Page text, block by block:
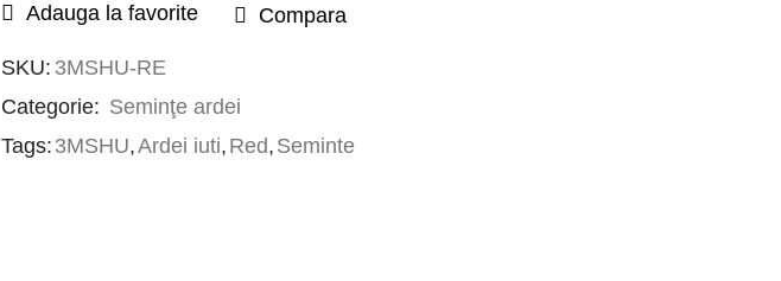
Adauga la favorite Compara
SKU: 3MSHU-RE
Categorie: Seminţe ardei
Tags: 3MSHU,Ardei iuti, Red, Seminte